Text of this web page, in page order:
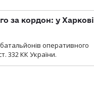
за кордон: у Харкові
оперативного
332 КК України.